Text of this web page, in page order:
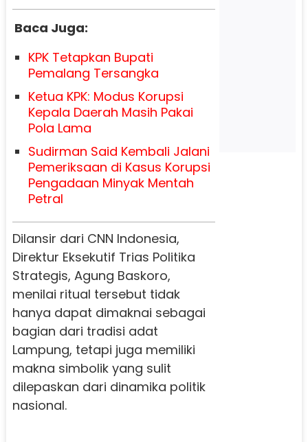
Baca Juga:
KPK Tetapkan Bupati
Pemalang Tersangka
Ketua KPK: Modus Korupsi
Kepala Daerah Masih Pakai
Pola Lama
Sudirman Said Kembali Jalani
Pemeriksaan di Kasus Korupsi
Pengadaan Minyak Mentah
Petral
Dilansir dari CNN Indonesia,
Direktur Eksekutif Trias Politika
Strategis, Agung Baskoro,
menilai ritual tersebut tidak
hanya dapat dimaknai sebagai
bagian dari tradisi adat
Lampung, tetapi juga memiliki
makna simbolik yang sulit
dilepaskan dari dinamika politik
nasional.